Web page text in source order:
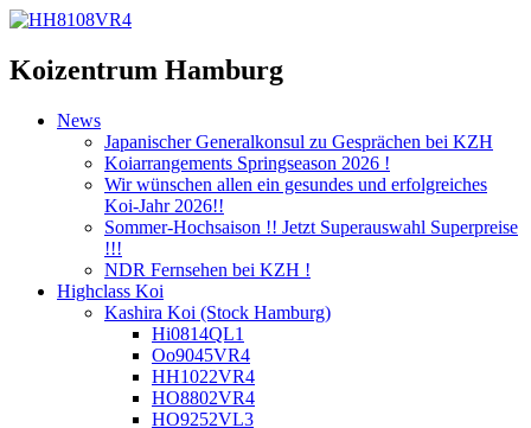
Koizentrum Hamburg
News
Japanischer Generalkonsul zu Gesprächen bei KZH
Koiarrangements Springseason 2026 !
Wir wünschen allen ein gesundes und erfolgreiches
Koi-Jahr 2026!!
Sommer-Hochsaison !! Jetzt Superauswahl Superpreise
!!!
NDR Fernsehen bei KZH !
Highclass Koi
Kashira Koi (Stock Hamburg)
Hi0814QL1
Oo9045VR4
HH1022VR4
HO8802VR4
HO9252VL3